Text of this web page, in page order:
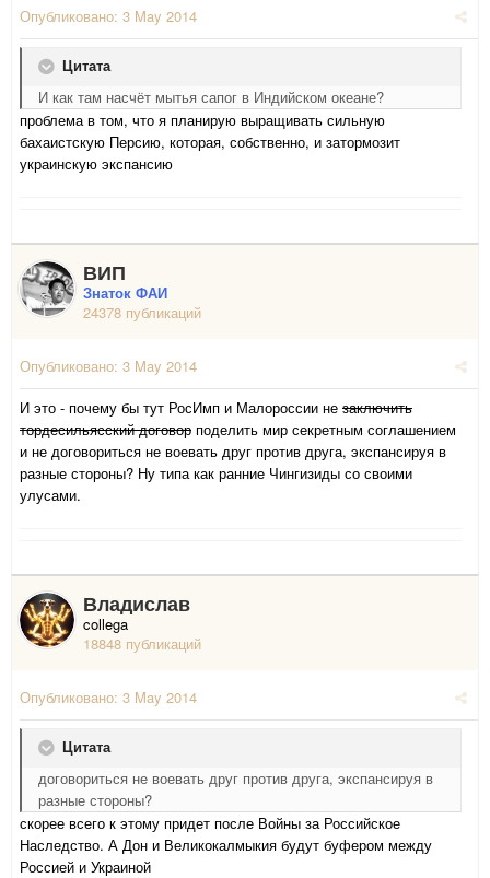
Опубликовано: 3 May 2014
Цитата
И как там насчёт мытья сапог в Индийском океане?
проблема в том, что я планирую выращивать сильную
бахаистскую Персию, которая, собственно, и затормозит
украинскую экспансию
ВИП
Знаток ФАИ
24378 публикаций
Опубликовано: 3 May 2014
И это - почему бы тут РосИмп и Малороссии не заключить
тордесильясский договор поделить мир секретным соглашением
и не договориться не воевать друг против друга, экспансируя в
разные стороны? Ну типа как ранние Чингизиды со своими
улусами.
Владислав
collega
18848 публикаций
Опубликовано: 3 May 2014
Цитата
договориться не воевать друг против друга, экспансируя в
разные стороны?
скорее всего к этому придет после Войны за Российское
Наследство. А Дон и Великокалмыкия будут буфером между
Россией и Украиной